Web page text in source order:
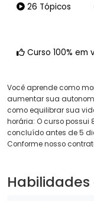
26 Tópicos
Curso 100%
Você aprende como
aumentar sua
como equilibrar sua
horária: O curso possui
concluído antes de 5
Conforme nosso